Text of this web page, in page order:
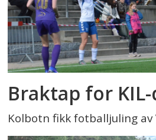
Braktap for
Kolbotn fikk fotballjuling av